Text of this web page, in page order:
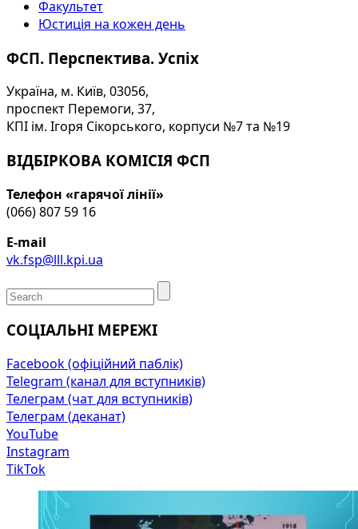
Факультет
Юстиція на кожен день
ФСП. Перспектива. Успіх
Україна, м. Київ, 03056,
проспект Перемоги, 37,
КПІ ім. Ігоря Сікорського, корпуси №7 та №19
ВІДБІРКОВА КОМІСІЯ ФСП
Телефон «гарячої лінії»
(066) 807 59 16
E-mail
vk.fsp@lll.kpi.ua
СОЦІАЛЬНІ МЕРЕЖІ
Facebook (офіційний паблік)
Telegram (канал для вступників)
Телеграм (чат для вступників)
Телеграм (деканат)
YouTube
Instagram
TikTok